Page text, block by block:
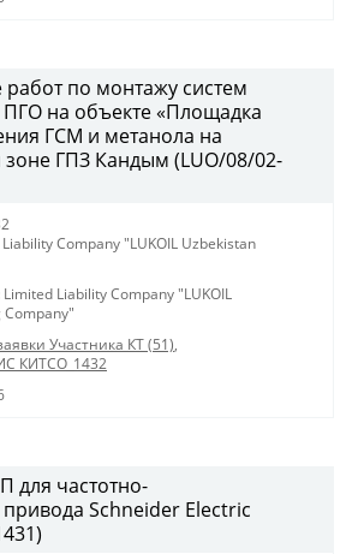
по монтажу систем
на объекте «Площадка
ГСМ и метанола на
зоне ГПЗ Кандым (LUO/08/02-
Company "LUKOIL Uzbekistan
Limited Liability Company "LUKOIL
Company"
Участника КТ (51),
КИТСО_1432
для частотно-
Schneider Electric